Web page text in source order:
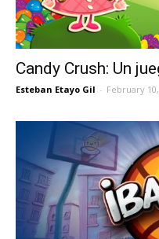
Candy Crush: Un
Esteban Etayo Gil - February